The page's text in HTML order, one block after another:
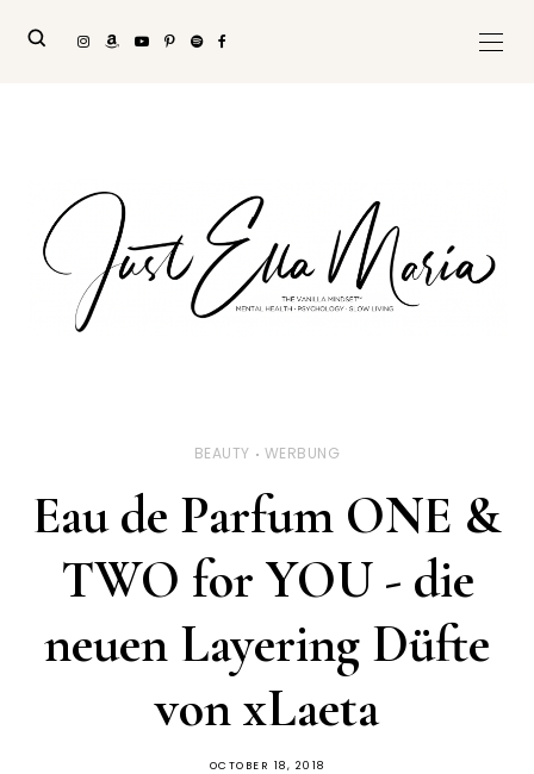
BEAUTY WERBUNG
Eau de Parfum ONE &
TWO for YOU - die
neuen Layering Düfte
von xLaeta
OCTOBER 18, 2018